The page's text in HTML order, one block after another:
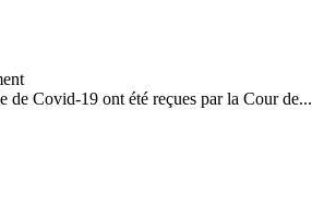
de Covid-19 ont été reçues par la Cour de...